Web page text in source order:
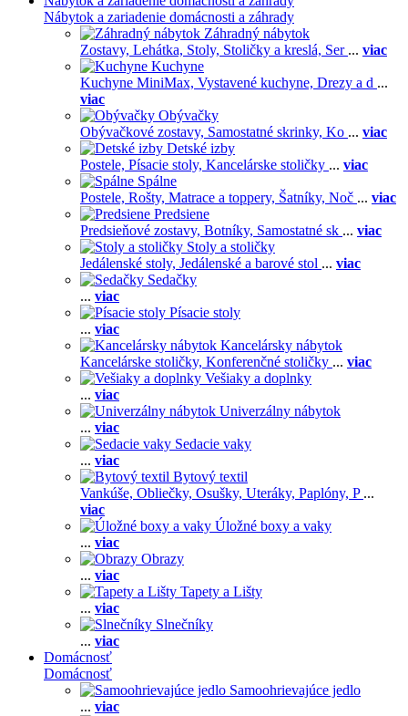
Nábytok a zariadenie domácnosti a záhrady
Záhradný nábytok
Zostavy, Lehátka, Stoly, Stoličky a kreslá, Ser ... viac
Kuchyne
Kuchyne MiniMax, Vystavené kuchyne, Drezy a d ...
viac
Obývačky
Obývačkové zostavy, Samostatné skrinky, Ko ... viac
Detské izby
Postele, Písacie stoly, Kancelárske stoličky ... viac
Spálne
Postele, Rošty, Matrace a toppery, Šatníky, Noč ... viac
Predsiene
Predsieňové zostavy, Botníky, Samostatné sk ... viac
Stoly a stoličky
Jedálenské stoly, Jedálenské a barové stol ... viac
Sedačky
... viac
Písacie stoly
... viac
Kancelársky nábytok
Kancelárske stoličky, Konferenčné stoličky ... viac
Vešiaky a doplnky
... viac
Univerzálny nábytok
... viac
Sedacie vaky
... viac
Bytový textil
Vankúše, Obliečky, Osušky, Uteráky, Paplóny, P ...
viac
Úložné boxy a vaky
... viac
Obrazy
... viac
Tapety a Lišty
... viac
Slnečníky
... viac
Domácnosť
Domácnosť
Samoohrievajúce jedlo
... viac